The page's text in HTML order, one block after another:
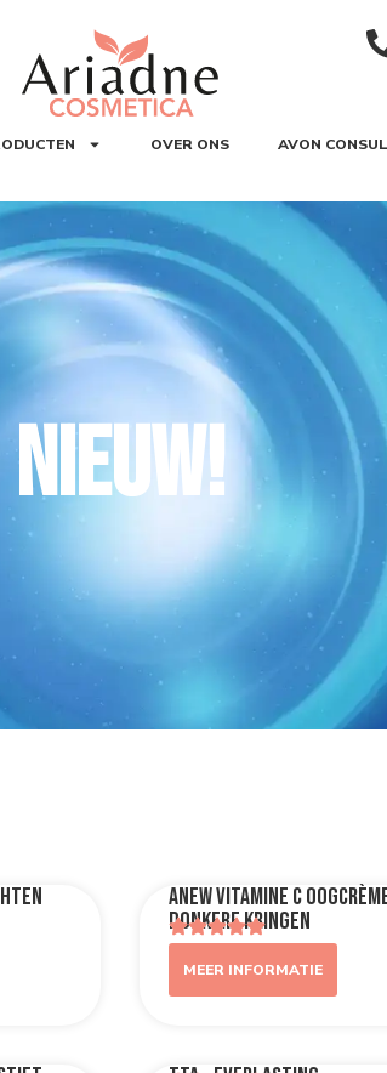
OVER ONS AVON
NIEUW!
ANEW Vitamine C
donkere kringen
MEER INFORMATIE